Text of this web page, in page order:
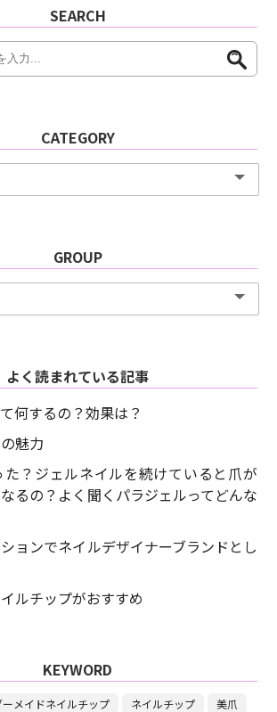
SEARCH
CATEGORY
GROUP
よく読まれている記事
何するの？効果は？
魅力
た？ジェルネイルを続けていると爪が
るの？よく聞くパラジェルってどんな
ョンでネイルデザイナーブランドとし
ルチップがおすすめ
KEYWORD
ーメイドネイルチップ ネイルチップ
美爪